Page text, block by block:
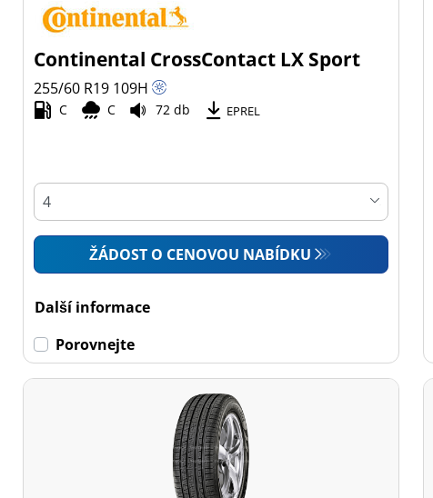
Celoroční (1)
Všechny typy (5)
Campingový vůz (0)
Zemědělská technika
Dojezdové
Ne dojezdové (5)
Continental CrossContact LX Sport
255/60 R19 109H
C C 72 db EPREL
ŽÁDOST O CENOVOU NABÍDKU
Další informace
Porovnejte